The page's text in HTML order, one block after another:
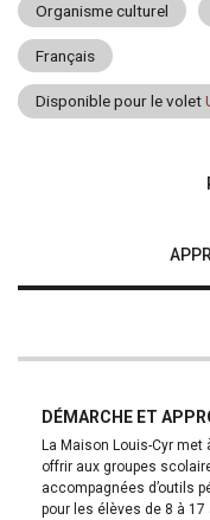
Organisme culturel
Français
Disponible pour le volet
DÉMARCHE ET
La Maison Louis-Cyr met
offrir aux groupes
accompagnées d’outils
pour les élèves de 8 à